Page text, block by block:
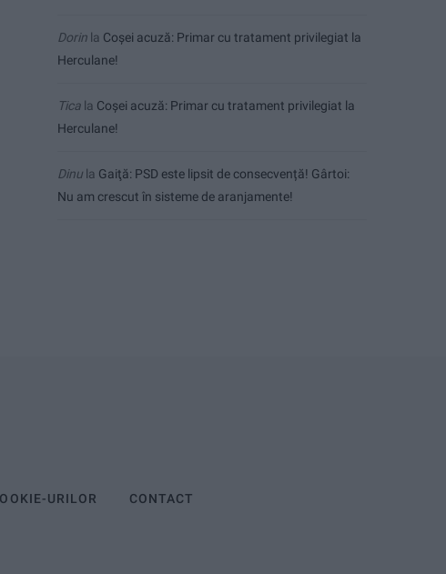
Dorin la Coșei acuză: Primar cu tratament privilegiat la
Herculane!
Tica la Coșei acuză: Primar cu tratament privilegiat la
Herculane!
Dinu la Gaiţă: PSD este lipsit de consecvență! Gârtoi:
Nu am crescut în sisteme de aranjamente!
URILOR CONTACT